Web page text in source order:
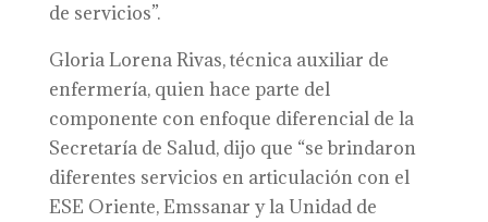
de servicios”.
Gloria Lorena Rivas, técnica auxiliar de
enfermería, quien hace parte del
componente con enfoque diferencial de la
Secretaría de Salud, dijo que “se brindaron
diferentes servicios en articulación con el
ESE Oriente, Emssanar y la Unidad de